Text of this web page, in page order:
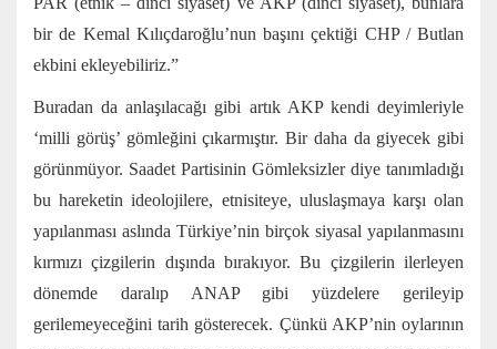
bir de Kemal Kılıçdaroğlu’nun başını çektiği CHP / Butlan
ekbini ekleyebiliriz.”
Buradan da anlaşılacağı gibi artık AKP kendi deyimleriyle
‘milli görüş’ gömleğini çıkarmıştır. Bir daha da giyecek gibi
görünmüyor. Saadet Partisinin Gömleksizler diye tanımladığı
bu hareketin ideolojilere, etnisiteye, uluslaşmaya karşı olan
yapılanması aslında Türkiye’nin birçok siyasal yapılanmasını
kırmızı çizgilerin dışında bırakıyor. Bu çizgilerin ilerleyen
dönemde daralıp ANAP gibi yüzdelere gerileyip
gerilemeyeceğini tarih gösterecek. Çünkü AKP’nin oylarının